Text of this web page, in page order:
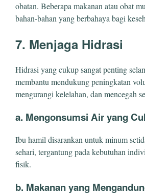
obatan. Beberapa makanan atau obat
bahan-bahan yang berbahaya bagi
7. Menjaga Hidrasi
Hidrasi yang cukup sangat penting
membantu mendukung peningkatan
mengurangi kelelahan, dan mencegah
a. Mengonsumsi Air yang
Ibu hamil disarankan untuk minum
sehari, tergantung pada kebutuhan
fisik.
b. Makanan yang